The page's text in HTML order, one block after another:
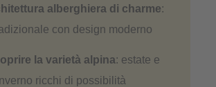
alberghiera di charme:
con design moderno
la varietà alpina: estate e
ricchi di possibilità